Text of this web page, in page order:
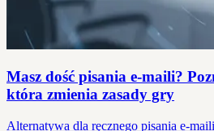
Masz dość pisania e-maili?
która zmienia zasady gry
Alternatywa dla ręcznego pisania e-